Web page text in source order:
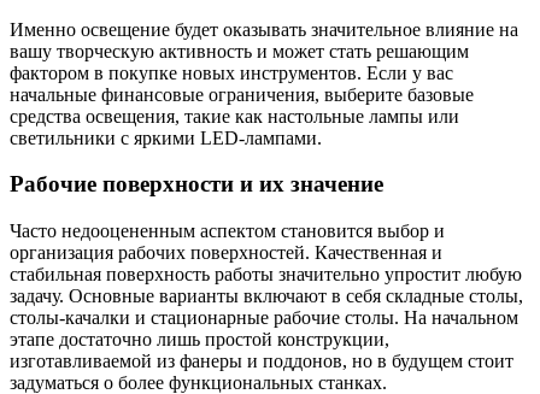
Именно освещение будет оказывать значительное влияние на
вашу творческую активность и может стать решающим
фактором в покупке новых инструментов. Если у вас
начальные финансовые ограничения, выберите базовые
средства освещения, такие как настольные лампы или
светильники с яркими LED-лампами.
Рабочие поверхности и их значение
Часто недооцененным аспектом становится выбор и
организация рабочих поверхностей. Качественная и
стабильная поверхность работы значительно упростит любую
задачу. Основные варианты включают в себя складные столы,
столы-качалки и стационарные рабочие столы. На начальном
этапе достаточно лишь простой конструкции,
изготавливаемой из фанеры и поддонов, но в будущем стоит
задуматься о более функциональных станках.